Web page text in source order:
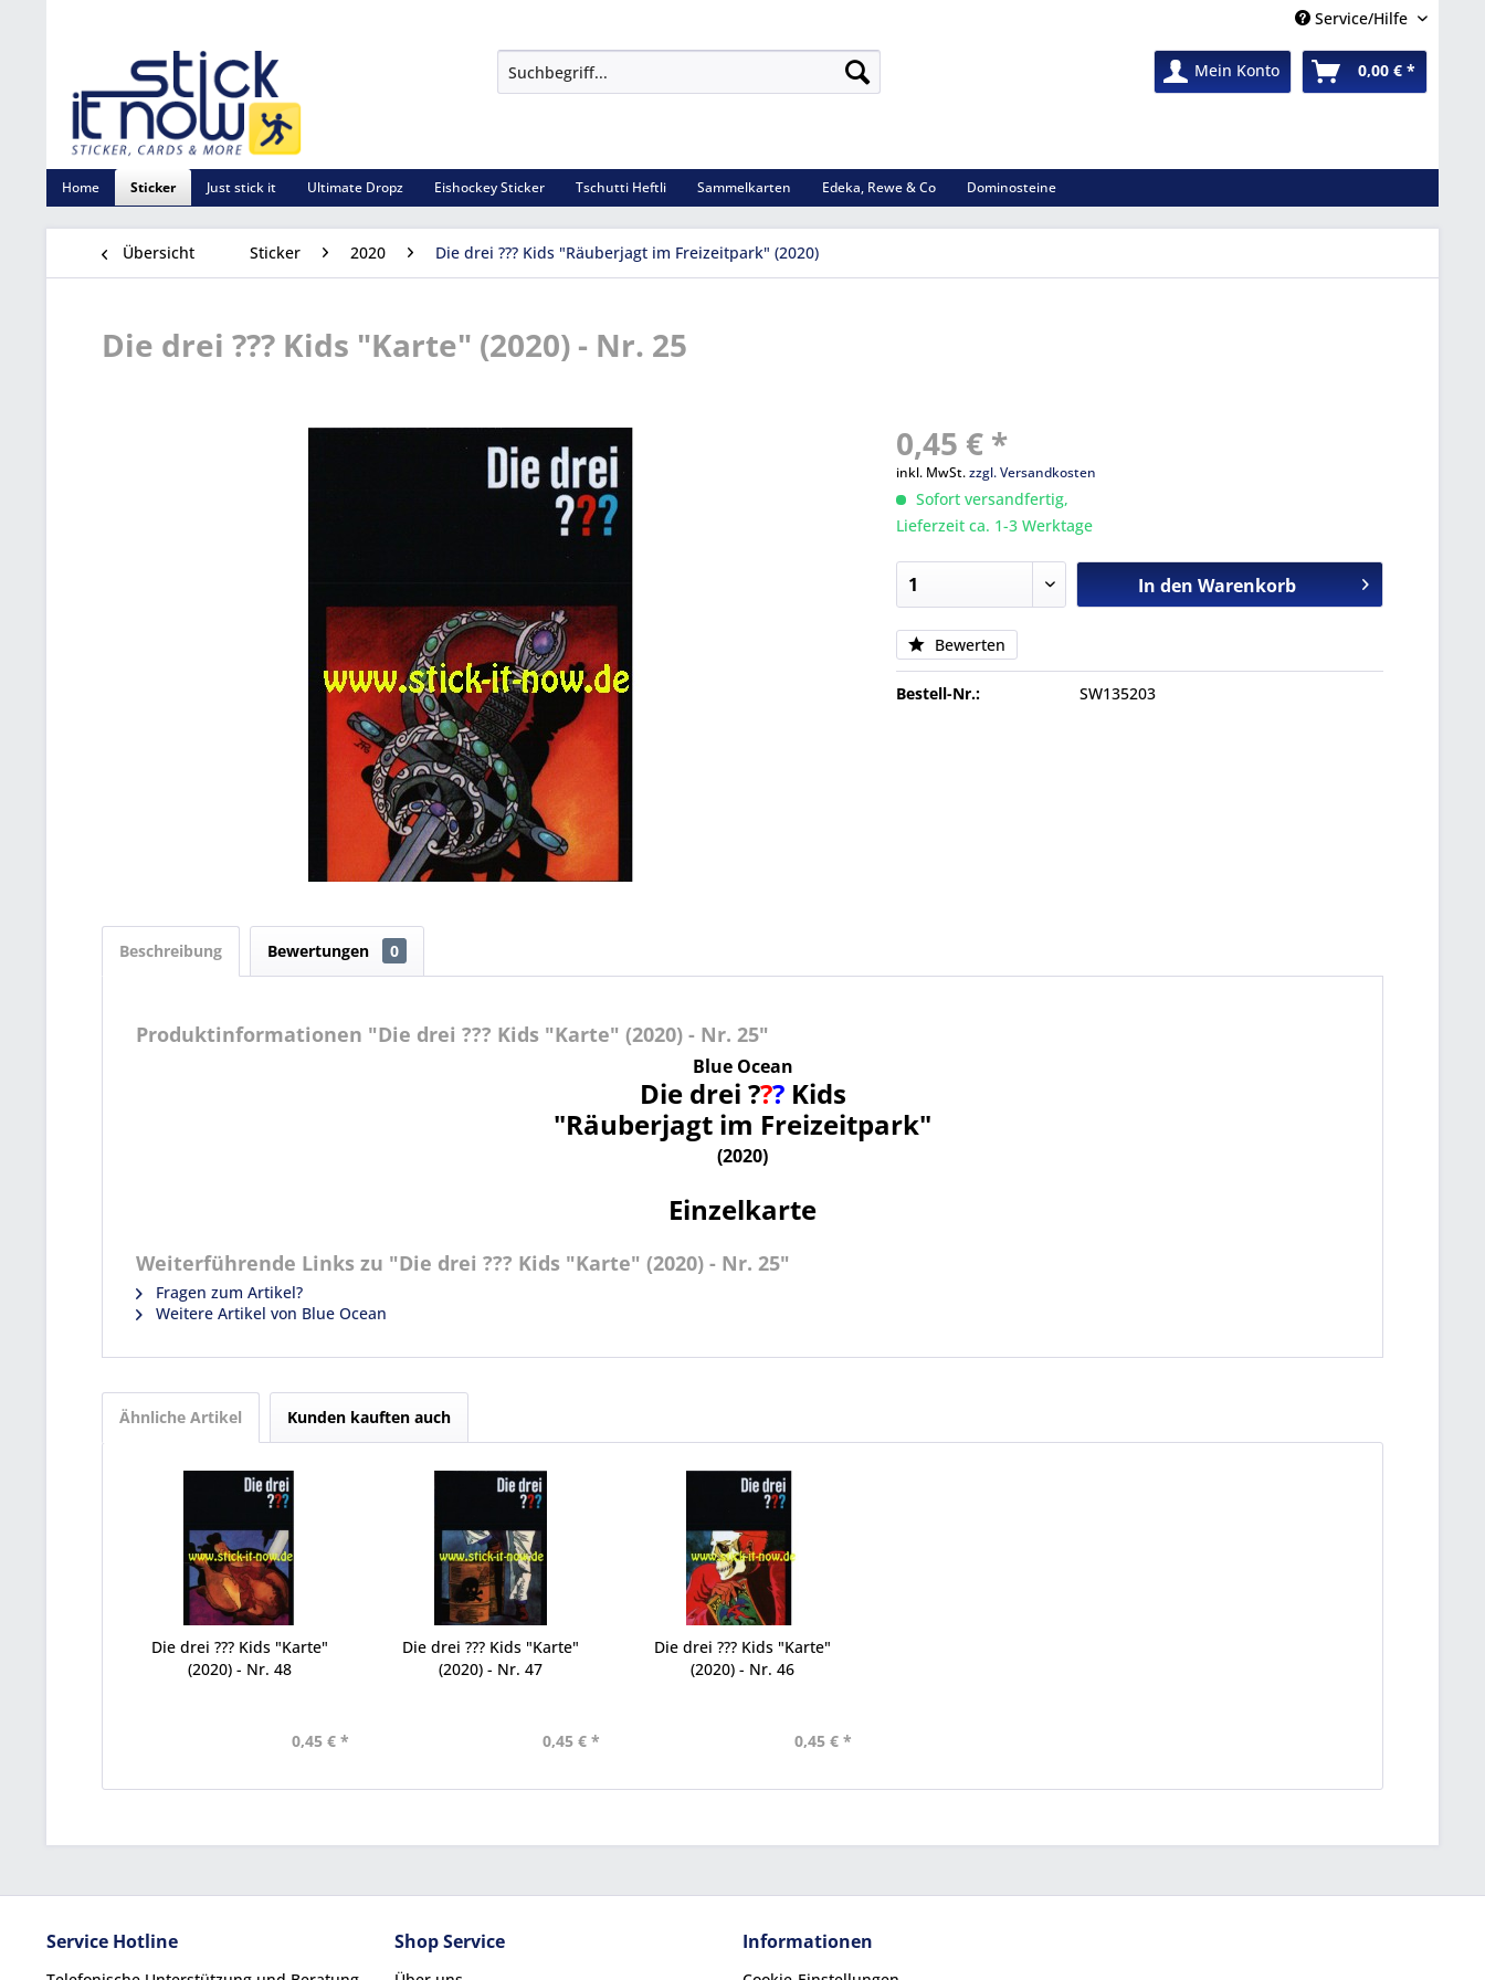
Service/Hilfe
Mein Konto 0,00 € *
Home Sticker Just stick it Ultimate Dropz Eishockey Sticker Tschutti Heftli Sammelkarten Edeka, Rewe & Co Dominosteine
Übersicht Sticker 2020 Die drei ??? Kids "Räuberjagt im Freizeitpark" (2020)
Die drei ??? Kids "Karte" (2020) - Nr. 25
0,45 € *
inkl. MwSt.zzgl. Versandkosten
Sofort versandfertig,
Lieferzeit ca. 1-3 Werktage
In den Warenkorb
Bewerten
Bestell-Nr.: SW135203
Beschreibung Bewertungen 0
Produktinformationen "Die drei ??? Kids "Karte" (2020) - Nr. 25"
Blue Ocean
Die drei ???Kids
"Räuberjagt im Freizeitpark"
(2020)
Einzelkarte
Weiterführende Links zu "Die drei ??? Kids "Karte" (2020) - Nr. 25"
Fragen zum Artikel?
Weitere Artikel von Blue Ocean
Ähnliche Artikel Kunden kauften auch
Die drei ??? Kids "Karte"
(2020) - Nr. 48
0,45 € *
Die drei ??? Kids "Karte"
(2020) - Nr. 47
0,45 € *
Die drei ??? Kids "Karte"
(2020) - Nr. 46
0,45 € *
Service Hotline Shop Service Informationen